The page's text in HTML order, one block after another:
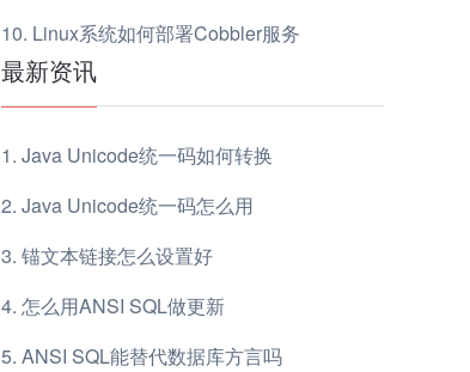
最新资讯
Java Unicode统一码如何转换
Java Unicode统一码怎么用
锚文本链接怎么设置好
怎么用ANSI SQL做更新
ANSI SQL能替代数据库方言吗
Linux系统如何部署Cobbler服务